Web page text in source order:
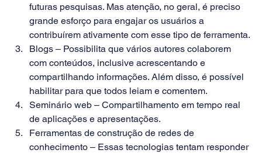
futuras pesquisas. Mas atenção, no geral, é preciso
grande esforço para engajar os usuários a
contribuírem ativamente com esse tipo de ferramenta.
Blogs – Possibilita que vários autores colaborem
com conteúdos, inclusive acrescentando e
compartilhando informações. Além disso, é possível
habilitar para que todos leiam e comentem.
Seminário web – Compartilhamento em tempo real
de aplicações e apresentações.
Ferramentas de construção de redes de
conhecimento – Essas tecnologias tentam responder